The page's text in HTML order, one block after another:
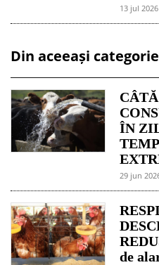
13 jul 2026
Din aceeași categorie
ÎN
29 jun
de